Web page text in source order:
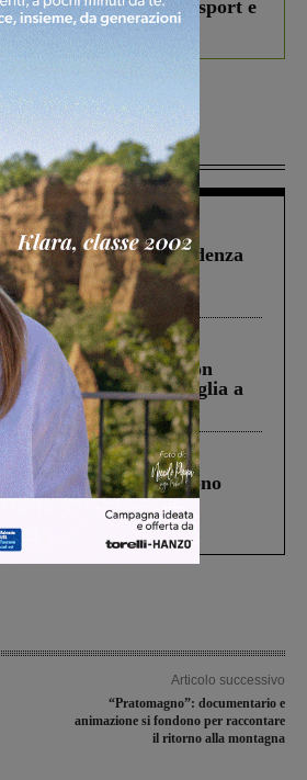
torna il bando per lo sport e
Estrair
1 Agosto 2026
finanziata oltre la scadenza
Fratelli d’Italia: “Un
Governo”
struttura di Castiglion
che aveva ucciso la figlia a
in A1 in cui morirono
Lo schianto, il
ai sorpassi fra tir....
Articolo successivo
“Pratomagno”: documentario e
animazione si fondono per raccontare
il ritorno alla montagna